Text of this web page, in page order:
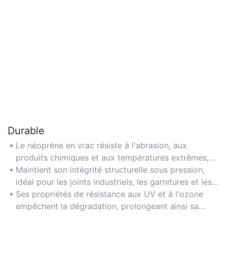
Durable
Le néoprène en vrac résiste à l'abrasion, aux
produits chimiques et aux températures extrêmes,
assurant une utilisation à long terme dans des
environnements difficiles.
Maintient son intégrité structurelle sous pression,
idéal pour les joints industriels, les garnitures et les
couvercles de protection robustes.
Ses propriétés de résistance aux UV et à l'ozone
empêchent la dégradation, prolongeant ainsi sa